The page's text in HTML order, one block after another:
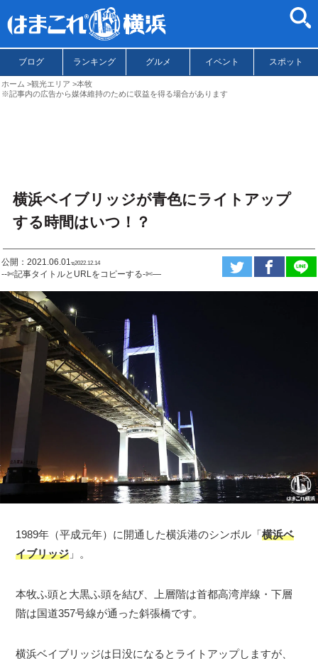
ブログ ランキング グルメ イベント スポット
ホーム 観光エリア
本牧
※記事内の広告から媒体維持のために収益を得る場合があります
横浜ベイブリッジが青色にライトアップ
する時間はいつ！？
公開：2021.06.01ಇ2022.12.14
--✄記事タイトルとURLをコピーする-✄—
1989年（平成元年）に開通した横浜港のシンボル「横浜ベ
イブリッジ 」。
本牧ふ頭と大黒ふ頭を結び、上層階は首都高湾岸線・下層
階は国道357号線が通った斜張橋です。
横浜ベイブリッジは日没になるとライトアップしますが、